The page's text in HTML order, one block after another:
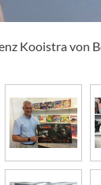
Kooistra von